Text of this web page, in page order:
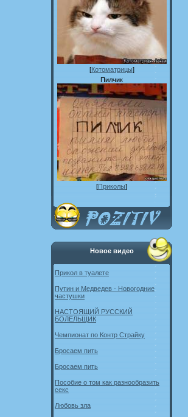
[Котоматрицы]
Пилчик
[Приколы]
Новое видео
Прикол в туалете
Путин и Медведев - Новогодние
частушки
НАСТОЯЩИЙ РУССКИЙ
БОЛЕЛЬЩИК
Чемпионат по Контр Страйку
Бросаем пить
Бросаем пить
Пособие о том как разнообразить
секс
Любовь зла